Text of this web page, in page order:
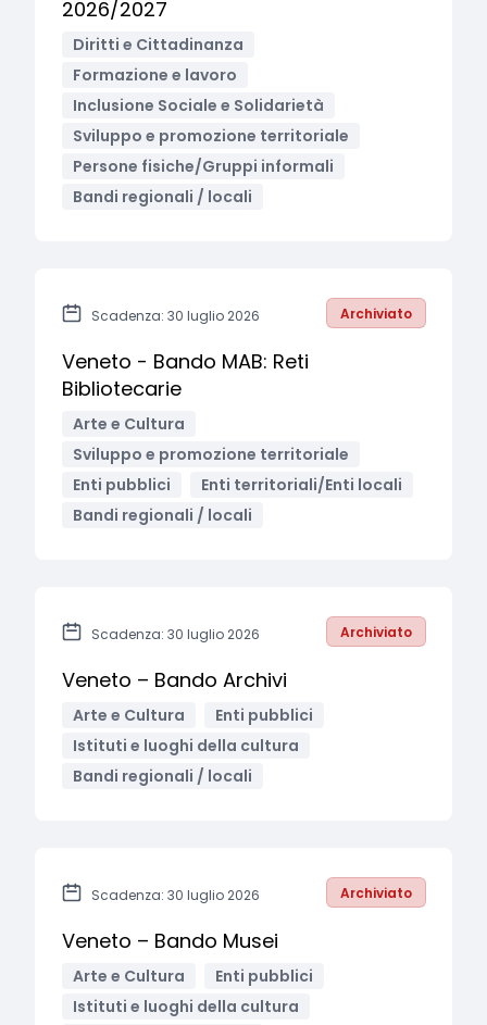
2026/2027
Diritti e Cittadinanza
Formazione e lavoro
Inclusione Sociale e Solidarietà
Sviluppo e promozione territoriale
Persone fisiche/Gruppi informali
Bandi regionali / locali
Scadenza: 30 luglio 2026 Archiviato
Veneto - Bando MAB: Reti
Bibliotecarie
Arte e Cultura
Sviluppo e promozione territoriale
Enti pubblici
Enti territoriali/Enti locali
Bandi regionali / locali
Scadenza: 30 luglio 2026 Archiviato
Veneto – Bando Archivi
Arte e Cultura
Enti pubblici
Istituti e luoghi della cultura
Bandi regionali / locali
Scadenza: 30 luglio 2026 Archiviato
Veneto – Bando Musei
Arte e Cultura
Enti pubblici
Istituti e luoghi della cultura